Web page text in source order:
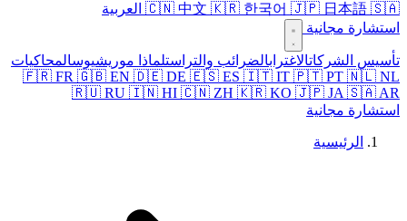
🇨🇳 中文 🇰🇷 한국어 🇯🇵 日本語 🇸🇦 العربية
استشارة مجانية
تأسيس الشركاتالاغترابالضرائب والتراستلماذا موريشيوسالمحاكيات
🇫🇷 FR 🇬🇧 EN 🇩🇪 DE 🇪🇸 ES 🇮🇹 IT 🇵🇹 PT 🇳🇱 NL
🇷🇺 RU 🇮🇳 HI 🇨🇳 ZH 🇰🇷 KO 🇯🇵 JA 🇸🇦 AR
استشارة مجانية
الرئيسية